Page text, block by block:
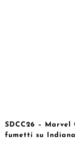
SDCC26 – Marvel
fumetti su Indiana